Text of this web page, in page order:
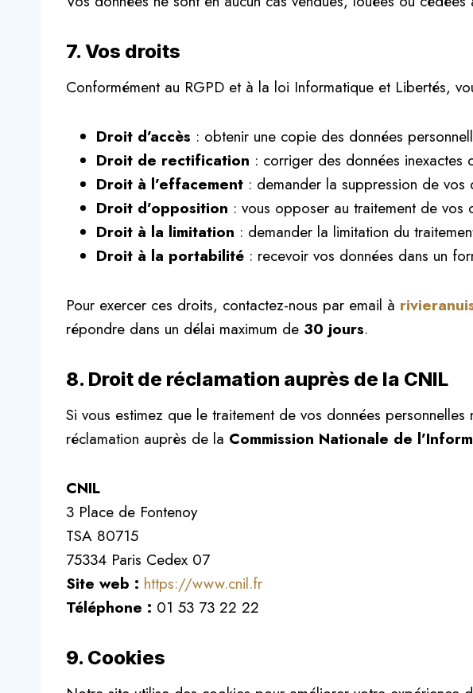
7. Vos droits
Conformément au RGPD et à la loi Informatique et Libertés,
Droit d’accès : obtenir une copie des données
Droit de rectification : corriger des données inexactes
Droit à l’effacement : demander la suppression de vos
Droit d’opposition : vous opposer au traitement de vos
Droit à la limitation : demander la limitation du
Droit à la portabilité : recevoir vos données dans un
Pour exercer ces droits, contactez-nous par email à
répondre dans un délai maximum de 30 jours.
8. Droit de réclamation auprès de la CNIL
Si vous estimez que le traitement de vos données
réclamation auprès de la Commission Nationale de
CNIL
3 Place de Fontenoy
TSA 80715
75334 Paris Cedex 07
Site web : https://www.cnil.fr
Téléphone : 01 53 73 22 22
9. Cookies